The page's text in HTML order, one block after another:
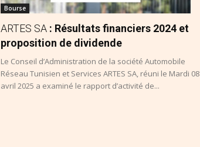
Bourse
ARTES SA : Résultats financiers 2024 et
proposition de dividende
Le Conseil d’Administration de la société Automobile
Réseau Tunisien et Services ARTES SA, réuni le Mardi 08
avril 2025 a examiné le rapport d’activité de...